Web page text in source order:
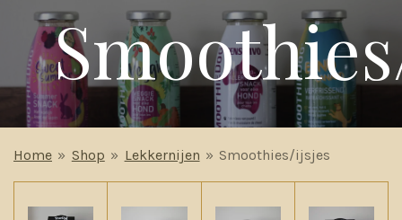
Home » Shop » Lekkernijen » Smoothies/ijsjes